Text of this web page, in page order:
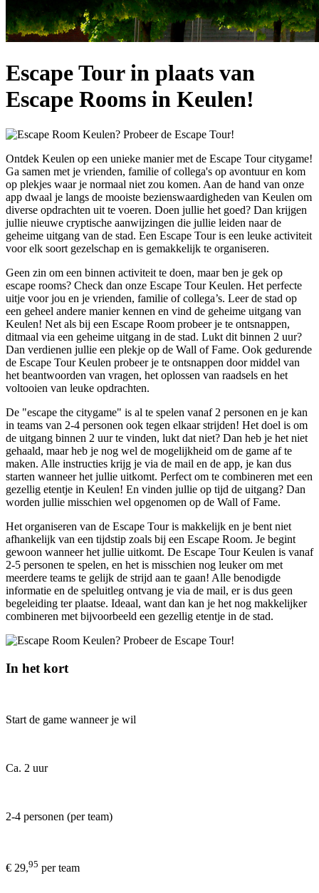
Escape Tour in plaats van
Escape Rooms in Keulen!
Ontdek Keulen op een unieke manier met de Escape Tour citygame!
Ga samen met je vrienden, familie of collega's op avontuur en kom
op plekjes waar je normaal niet zou komen. Aan de hand van onze
app dwaal je langs de mooiste bezienswaardigheden van Keulen om
diverse opdrachten uit te voeren. Doen jullie het goed? Dan krijgen
jullie nieuwe cryptische aanwijzingen die jullie leiden naar de
geheime uitgang van de stad. Een Escape Tour is een leuke activiteit
voor elk soort gezelschap en is gemakkelijk te organiseren.
Geen zin om een binnen activiteit te doen, maar ben je gek op
escape rooms? Check dan onze Escape Tour Keulen. Het perfecte
uitje voor jou en je vrienden, familie of collega’s. Leer de stad op
een geheel andere manier kennen en vind de geheime uitgang van
Keulen! Net als bij een Escape Room probeer je te ontsnappen,
ditmaal via een geheime uitgang in de stad. Lukt dit binnen 2 uur?
Dan verdienen jullie een plekje op de Wall of Fame. Ook gedurende
de Escape Tour Keulen probeer je te ontsnappen door middel van
het beantwoorden van vragen, het oplossen van raadsels en het
voltooien van leuke opdrachten.
De "escape the citygame" is al te spelen vanaf 2 personen en je kan
in teams van 2-4 personen ook tegen elkaar strijden! Het doel is om
de uitgang binnen 2 uur te vinden, lukt dat niet? Dan heb je het niet
gehaald, maar heb je nog wel de mogelijkheid om de game af te
maken. Alle instructies krijg je via de mail en de app, je kan dus
starten wanneer het jullie uitkomt. Perfect om te combineren met een
gezellig etentje in Keulen! En vinden jullie op tijd de uitgang? Dan
worden jullie misschien wel opgenomen op de Wall of Fame.
Het organiseren van de Escape Tour is makkelijk en je bent niet
afhankelijk van een tijdstip zoals bij een Escape Room. Je begint
gewoon wanneer het jullie uitkomt. De Escape Tour Keulen is vanaf
2-5 personen te spelen, en het is misschien nog leuker om met
meerdere teams te gelijk de strijd aan te gaan! Alle benodigde
informatie en de speluitleg ontvang je via de mail, er is dus geen
begeleiding ter plaatse. Ideaal, want dan kan je het nog makkelijker
combineren met bijvoorbeeld een gezellig etentje in de stad.
In het kort
Start de game wanneer je wil
Ca. 2 uur
2-4 personen (per team)
€ 29,95 per team